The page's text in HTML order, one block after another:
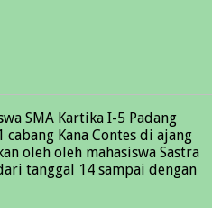
SMA Kartika I-5 Padang
Kana Contes di ajang
oleh oleh mahasiswa Sastra
tanggal 14 sampai dengan